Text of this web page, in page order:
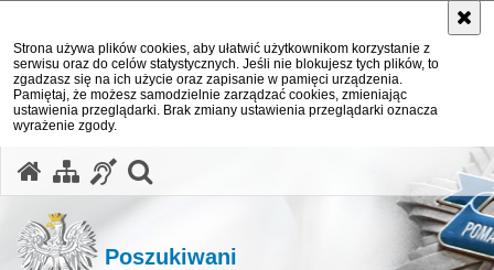
Strona używa plików cookies, aby ułatwić użytkownikom korzystanie z
serwisu oraz do celów statystycznych. Jeśli nie blokujesz tych plików, to
zgadzasz się na ich użycie oraz zapisanie w pamięci urządzenia.
Pamiętaj, że możesz samodzielnie zarządzać cookies, zmieniając
ustawienia przeglądarki. Brak zmiany ustawienia przeglądarki oznacza
wyrażenie zgody.
Poszukiwani